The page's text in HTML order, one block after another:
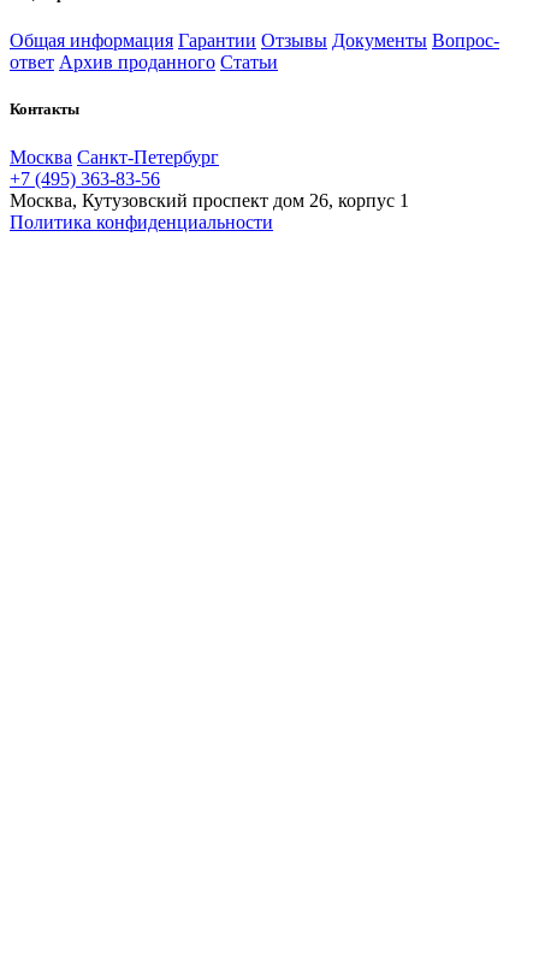
Общая информация Гарантии Отзывы Документы Вопрос-
ответ Архив проданного Статьи
Контакты
Москва Санкт-Петербург
+7 (495) 363-83-56
Москва, Кутузовский проспект дом 26, корпус 1
Политика конфиденциальности